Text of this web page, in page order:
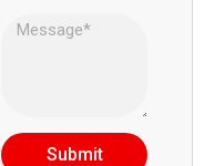
Submit